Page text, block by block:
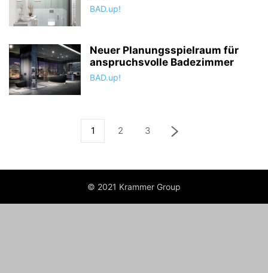
BAD.up!
Neuer Planungsspielraum für
anspruchsvolle Badezimmer
BAD.up!
1 2 3
© 2021 Krammer Group